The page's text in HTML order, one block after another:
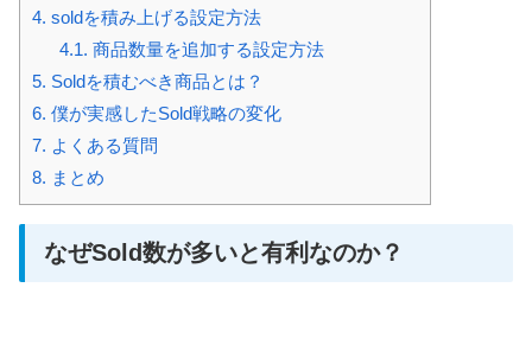
4. soldを積み上げる設定方法
4.1. 商品数量を追加する設定方法
5. Soldを積むべき商品とは？
6. 僕が実感したSold戦略の変化
7. よくある質問
8. まとめ
なぜSold数が多いと有利なのか？